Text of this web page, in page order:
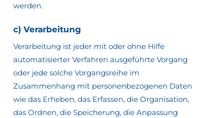
werden.
c) Verarbeitung
Verarbeitung ist jeder mit oder ohne Hilfe
automatisierter Verfahren ausgeführte Vorgang
oder jede solche Vorgangsreihe im
Zusammenhang mit personenbezogenen Daten
wie das Erheben, das Erfassen, die Organisation,
das Ordnen, die Speicherung, die Anpassung